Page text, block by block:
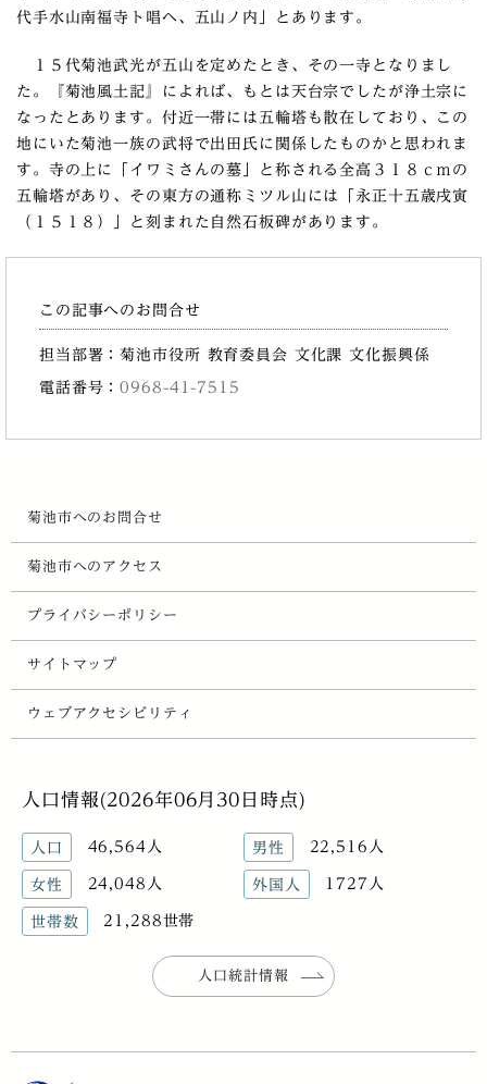
代手水山南福寺ト唱ヘ、五山ノ内」とあります。
１５代菊池武光が五山を定めたとき、その一寺となりまし
た。『菊池風土記』によれば、もとは天台宗でしたが浄土宗に
なったとあります。付近一帯には五輪塔も散在しており、この
地にいた菊池一族の武将で出田氏に関係したものかと思われま
す。寺の上に「イワミさんの墓」と称される全高３１８ｃｍの
五輪塔があり、その東方の通称ミツル山には「永正十五歳戌寅
（１５１８）」と刻まれた自然石板碑があります。
この記事へのお問合せ
担当部署：菊池市役所 教育委員会 文化課 文化振興係
電話番号：0968-41-7515
菊池市へのお問合せ
菊池市へのアクセス
プライバシーポリシー
サイトマップ
ウェブアクセシビリティ
人口情報(2026年06月30日時点)
人口 46,564人 男性 22,516人
女性 24,048人 外国人 1727人
世帯数 21,288世帯
人口統計情報